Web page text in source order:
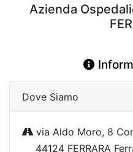
Azienda
Dove Siamo
via Aldo Moro, 8
44124 FERRARA